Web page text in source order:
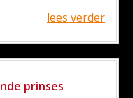
lees verder
prinses